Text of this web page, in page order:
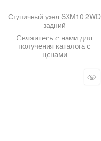
Ступичный узел SXM10 2WD
задний
Свяжитесь с нами для
получения каталога с
ценами